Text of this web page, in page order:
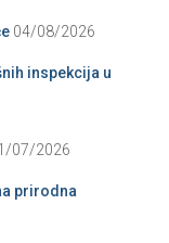
04/08/2026
inspekcija u
07/2026
prirodna